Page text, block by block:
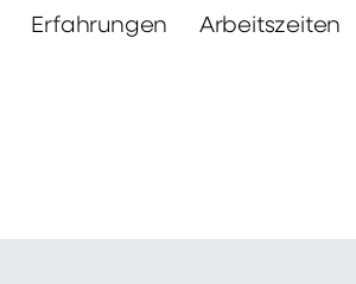
Erfahrungen Arbeitszeiten